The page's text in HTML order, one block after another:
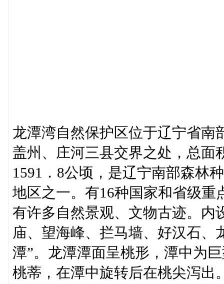
龙潭湾自然保护区位于辽宁省南
盖州、庄河三县交界之处，总面
1591．8公顷，是辽宁南部森林
地区之一。有16种国家和省级重
有许多自然景观、文物古迹。内
庙、望海峰、拦马墙、好汉石、
潭”。龙潭潭面呈桃形，潭中为
桃蒂，在潭中旋转后在桃尖泻出